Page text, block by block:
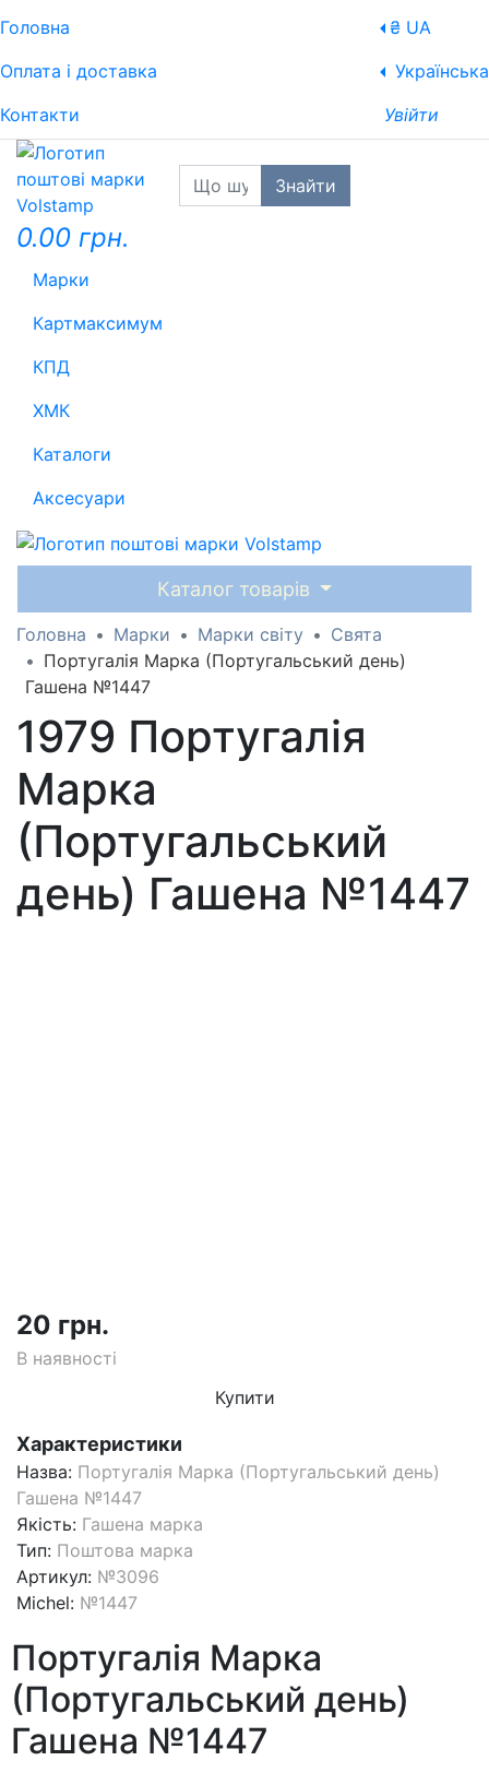
Головна
Оплата і доставка
Контакти
₴ UA
Українська
Увійти
Знайти
0.00 грн.
Марки
Картмаксимум
КПД
ХМК
Каталоги
Аксесуари
Каталог товарів
Головна Марки Марки світу
Свята
Португалія Марка (Португальський день)
Гашена №1447
1979 Португалія
Марка
(Португальський
день) Гашена №1447
20 грн.
В наявності
Купити
Характеристики
Назва: Португалія Марка (Португальський день)
Гашена №1447
Якість: Гашена марка
Тип: Поштова марка
Артикул: №3096
Michel: №1447
Португалія Марка
(Португальський день)
Гашена №1447